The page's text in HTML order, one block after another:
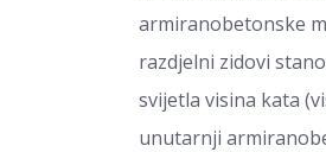
armiranobetonske
razdjelni zidovi
svijetla visina kata
unutarnji